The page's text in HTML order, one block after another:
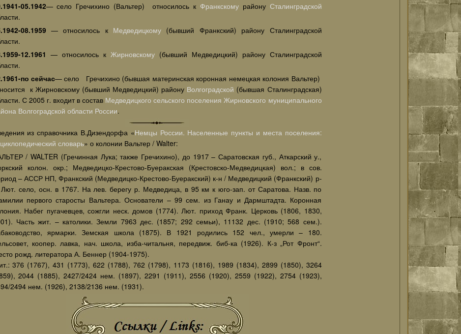
05.1942— село Гречихино (Вальтер) относилось к Франкскомурайону Сталинградской
08.1959— относилось к Медведицкому (бывший Франкский) району Сталинградской
12.1961 — относилось к Жирновскому(бывший Медведицкий) району Сталинградской
по сейчас— село Гречихино (бывшая материнская коронная немецкая колония Вальтер)
к Жирновскому (бывший Медведицкий) району Волгоградской (бывшая Сталинградская)
С 2005 г. входит в состав Медведицкого сельского поселения Жирновского муниципального
Волгоградской области России.
из справочника В.Дизендорфа «Немцы России. Населенные пункты и места поселения:
словарь» о колонии Вальтер / Walter:
/ WALTER (Гречинная Лука; также Гречихино), до 1917 – Саратовская губ., Аткарский у.,
колон. окр.; Медведицко-Крестово-Буеракская (Крестовско-Медведицкая) вол.; в сов.
– АССР НП, Франкский (Медведицко-Крестово-Буеракский) к-н / Медведицкий (Франкский) р-
село, осн. в 1767. На лев. берегу р. Медведица, в 95 км к юго-зап. от Саратова. Назв. по
первого старосты Вальтера. Основатели – 99 сем. из Ганау и Дармштадта. Коронная
Набег пугачевцев, сожгли неск. домов (1774). Лют. приход Франк. Церковь (1806, 1830,
Часть жит. – католики. Земли 7963 дес. (1857; 292 семьи), 11132 дес. (1910; 568 сем.).
ярмарки. Земская школа (1875). В 1921 родились 152 чел., умерли – 180.
коопер. лавка, нач. школа, изба-читальня, передвиж. биб-ка (1926). К-з „Рот Фронт“.
рожд. литератора А. Беннер (1904-1975).
376 (1767), 431 (1773), 622 (1788), 762 (1798), 1173 (1816), 1989 (1834), 2899 (1850), 3264
2044 (1885), 2427/2424 нем. (1897), 2291 (1911), 2556 (1920), 2559 (1922), 2754 (1923),
2494 нем. (1926), 2138/2136 нем. (1931).